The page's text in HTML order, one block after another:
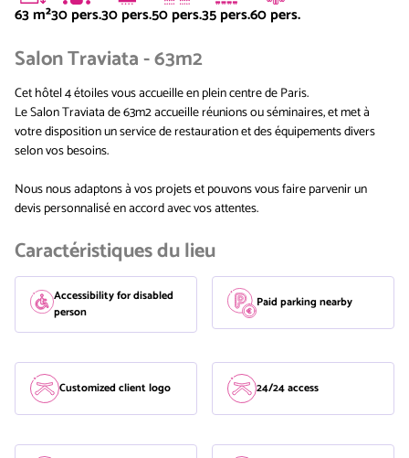
63m²30 pers.30 pers.50 pers.35 pers.60 pers.
Salon Traviata - 63m2
Cet hôtel 4 étoiles vous accueille en plein centre de Paris.
Le Salon Traviata de 63m2 accueille réunions ou séminaires, et met à
votre disposition un service de restauration et des équipements divers
selon vos besoins.
Nous nous adaptons à vos projets et pouvons vous faire parvenir un
devis personnalisé en accord avec vos attentes.
Caractéristiques du lieu
Accessibility for disabled
person
Paid parking nearby
Customized client logo 24/24 access